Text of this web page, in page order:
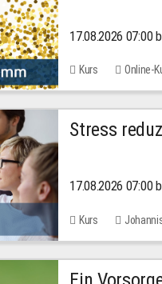
17.08.2026 07:00
Kurs Online-
Stress
17.08.2026 07:00
Kurs